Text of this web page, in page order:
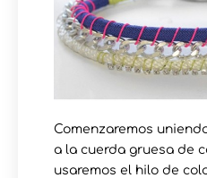
Comenzaremos
a la cuerda gruesa de
usaremos el hilo de